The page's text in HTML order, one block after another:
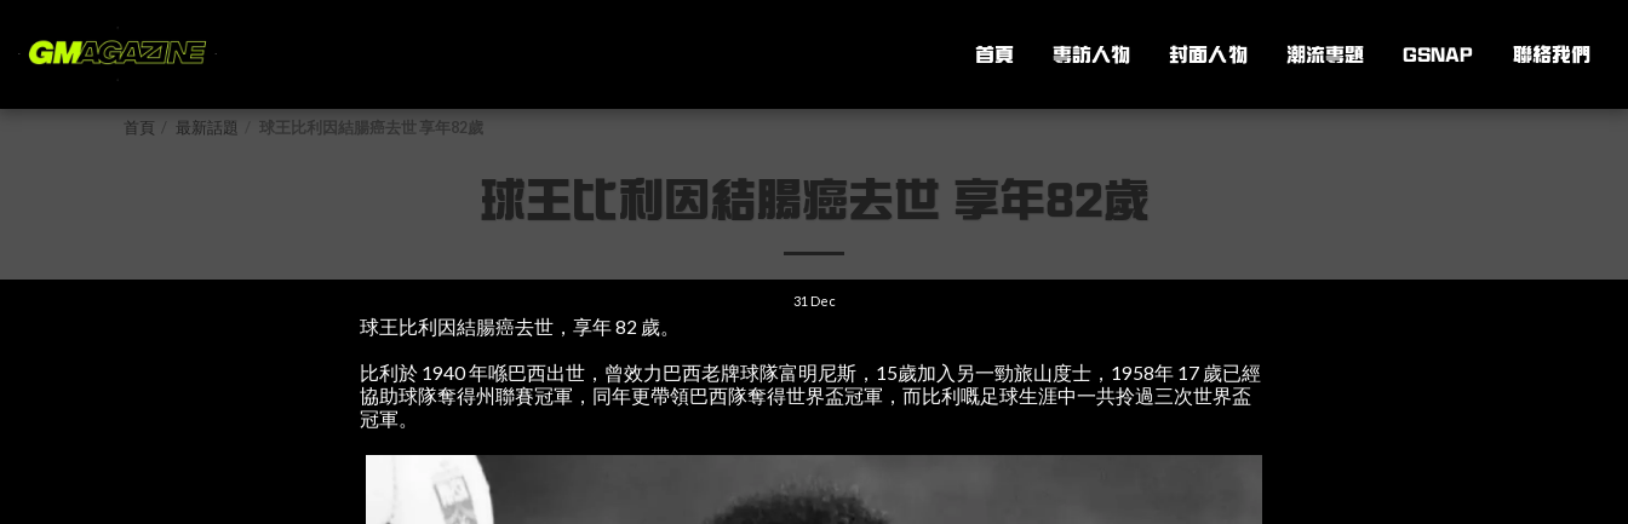
首頁 專訪人物 封面人物 潮流專題 GSNAP 聯絡我們
首頁 最新話題 球王比利因結腸癌去世 享年82歲
球王比利因結腸癌去世 享年82歲
31 Dec
球王比利因結腸癌去世，享年 82 歲。
比利於 1940 年喺巴西出世，曾效力巴西老牌球隊富明尼斯，15歲加入另一勁旅山度士，1958年 17 歲已經
協助球隊奪得州聯賽冠軍，同年更帶領巴西隊奪得世界盃冠軍，而比利嘅足球生涯中一共拎過三次世界盃
冠軍。